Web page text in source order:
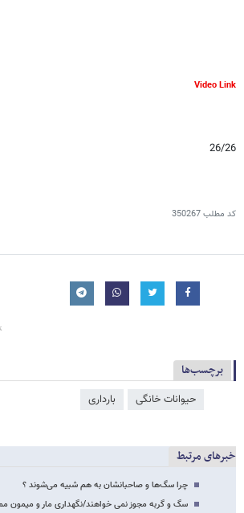
Video Link
26/26
کد مطلب350267
برچسب‌ها
حیوانات خانگی بارداری
خبرهای مرتبط
چرا سگ‌ها و صاحبانشان به هم شبیه می‌شوند ؟
سگ و گربه مجوز نمی خواهند/نگهداری مار و میمون